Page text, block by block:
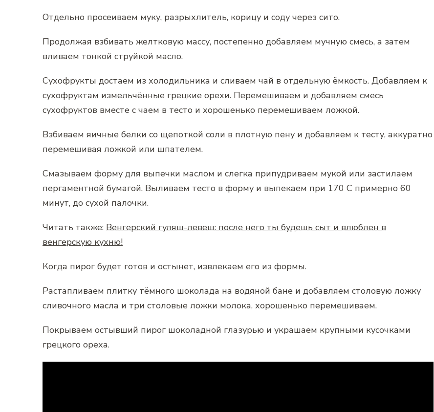
Отдельно просеиваем муку, разрыхлитель, корицу и соду через сито.
Продолжая взбивать желтковую массу, постепенно добавляем мучную смесь, а затем
вливаем тонкой струйкой масло.
Сухофрукты достаем из холодильника и сливаем чай в отдельную ёмкость. Добавляем к
сухофруктам измельчённые грецкие орехи. Перемешиваем и добавляем смесь
сухофруктов вместе с чаем в тесто и хорошенько перемешиваем ложкой.
Взбиваем яичные белки со щепоткой соли в плотную пену и добавляем к тесту, аккуратно
перемешивая ложкой или шпателем.
Смазываем форму для выпечки маслом и слегка припудриваем мукой или застилаем
пергаментной бумагой. Выливаем тесто в форму и выпекаем при 170 С примерно 60
минут, до сухой палочки.
Читать также: Венгерский гуляш-левеш: после него ты будешь сыт и влюблен в
венгерскую кухню!
Когда пирог будет готов и остынет, извлекаем его из формы.
Растапливаем плитку тёмного шоколада на водяной бане и добавляем столовую ложку
сливочного масла и три столовые ложки молока, хорошенько перемешиваем.
Покрываем остывший пирог шоколадной глазурью и украшаем крупными кусочками
грецкого ореха.